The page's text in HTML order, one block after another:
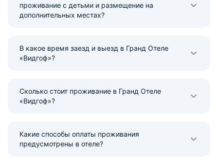
проживание с детьми и размещение на
дополнительных местах?
В какое время заезд и выезд в Гранд Отеле
«Видгоф»?
Сколько стоит проживание в Гранд Отеле
«Видгоф»?
Какие способы оплаты проживания
предусмотрены в отеле?